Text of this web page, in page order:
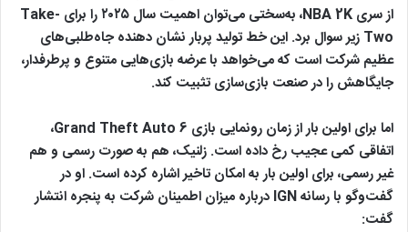
از سری NBA 2K، به‌سختی می‌توان اهمیت سال ۲۰۲۵ را برای Take-
Two زیر سوال برد. این خط تولید پربار نشان‌ دهنده جاه‌طلبی‌های
عظیم شرکت است که می‌خواهد با عرضه بازی‌هایی متنوع و پرطرفدار،
جایگاهش را در صنعت بازی‌سازی تثبیت کند.
اما برای اولین بار از زمان رونمایی بازی Grand Theft Auto 6،
اتفاقی کمی عجیب رخ داده است. زلنیک، هم به‌ صورت رسمی و هم
غیر رسمی، برای اولین بار به امکان تاخیر اشاره کرده است. او در
گفت‌وگو با رسانه IGN درباره میزان اطمینان شرکت به پنجره انتشار
گفت: